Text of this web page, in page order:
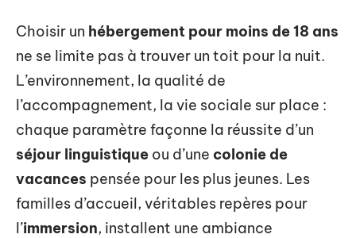
Choisir un hébergement pour moins de 18 ans
ne se limite pas à trouver un toit pour la nuit.
L’environnement, la qualité de
l’accompagnement, la vie sociale sur place :
chaque paramètre façonne la réussite d’un
séjour linguistique ou d’une colonie de
vacances pensée pour les plus jeunes. Les
familles d’accueil, véritables repères pour
l’immersion, installent une ambiance